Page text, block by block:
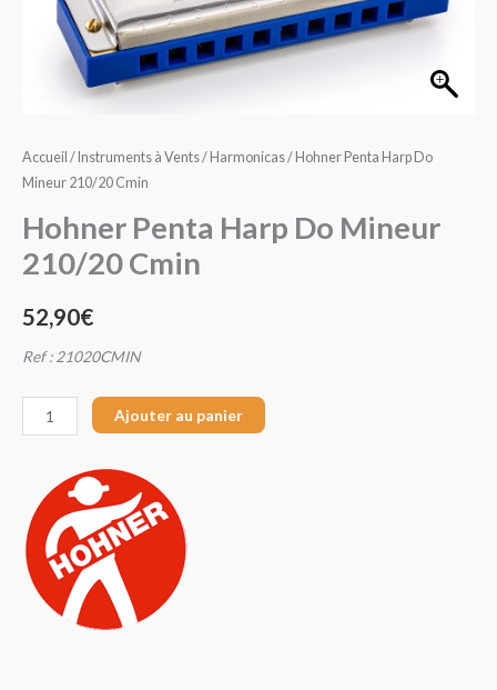
Accueil / Instruments à Vents/ Harmonicas/ Hohner Penta Harp Do
Mineur 210/20 Cmin
Hohner Penta Harp Do Mineur
210/20 Cmin
52,90€
Ref : 21020CMIN
Mineur
Ajouter au panier